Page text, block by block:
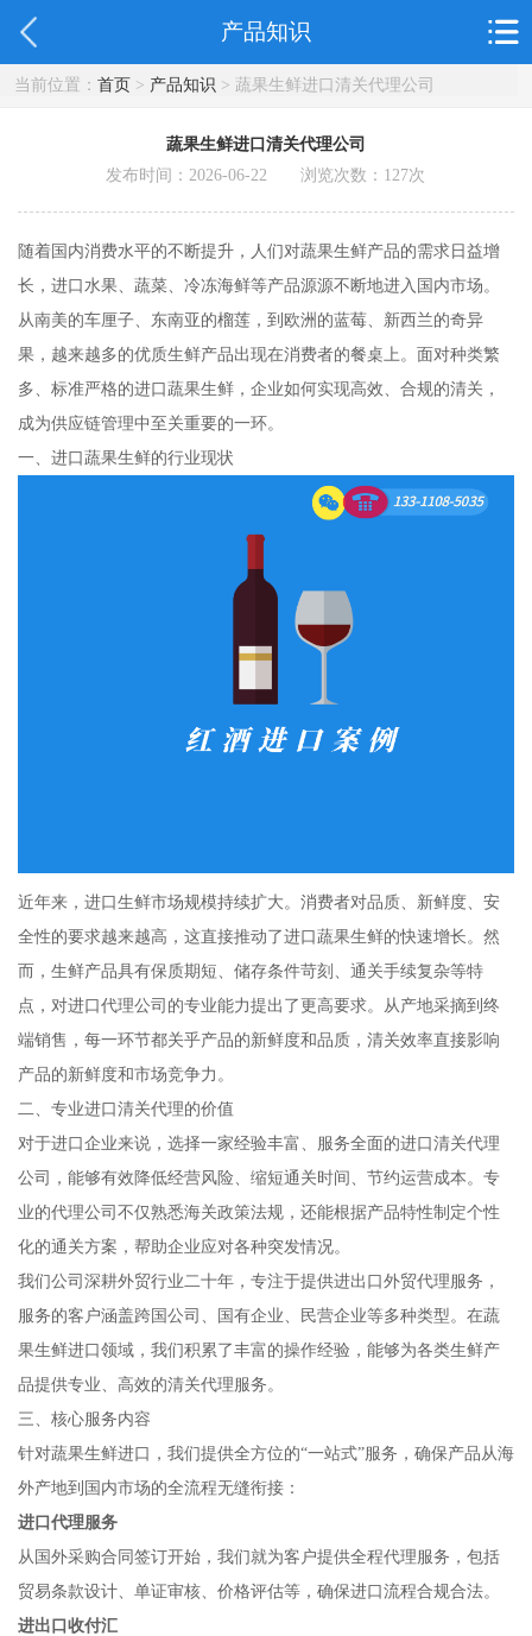
产品知识
当前位置： 首页> 产品知识 > 蔬果生鲜进口清关代理公司
蔬果生鲜进口清关代理公司
发布时间：2026-06-22 浏览次数： 127次
随着国内消费水平的不断提升，人们对蔬果生鲜产品的需求日益增
长，进口水果、蔬菜、冷冻海鲜等产品源源不断地进入国内市场。
从南美的车厘子、东南亚的榴莲，到欧洲的蓝莓、新西兰的奇异
果，越来越多的优质生鲜产品出现在消费者的餐桌上。面对种类繁
多、标准严格的进口蔬果生鲜，企业如何实现高效、合规的清关，
成为供应链管理中至关重要的一环。
一、进口蔬果生鲜的行业现状
近年来，进口生鲜市场规模持续扩大。消费者对品质、新鲜度、安
全性的要求越来越高，这直接推动了进口蔬果生鲜的快速增长。然
而，生鲜产品具有保质期短、储存条件苛刻、通关手续复杂等特
点，对进口代理公司的专业能力提出了更高要求。从产地采摘到终
端销售，每一环节都关乎产品的新鲜度和品质，清关效率直接影响
产品的新鲜度和市场竞争力。
二、专业进口清关代理的价值
对于进口企业来说，选择一家经验丰富、服务全面的进口清关代理
公司，能够有效降低经营风险、缩短通关时间、节约运营成本。专
业的代理公司不仅熟悉海关政策法规，还能根据产品特性制定个性
化的通关方案，帮助企业应对各种突发情况。
我们公司深耕外贸行业二十年，专注于提供进出口外贸代理服务，
服务的客户涵盖跨国公司、国有企业、民营企业等多种类型。在蔬
果生鲜进口领域，我们积累了丰富的操作经验，能够为各类生鲜产
品提供专业、高效的清关代理服务。
三、核心服务内容
针对蔬果生鲜进口，我们提供全方位的“一站式”服务，确保产品从海
外产地到国内市场的全流程无缝衔接：
进口代理服务
从国外采购合同签订开始，我们就为客户提供全程代理服务，包括
贸易条款设计、单证审核、价格评估等，确保进口流程合规合法。
进出口收付汇